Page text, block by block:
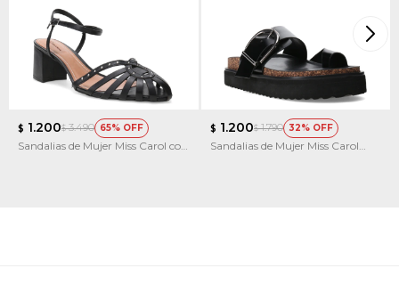
$ 1.200$ 3.490 65
Sandalias de Mujer Miss Carol con
$ 1.200$ 1.790 32
Sandalias de Mujer Miss Carol